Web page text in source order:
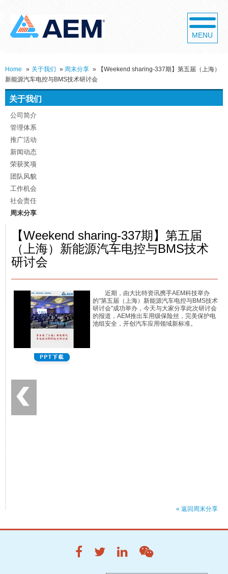
MENU
Home » 关于我们 » 周末分享 »
【Weekend sharing-337期】第五届（上海）
新能源汽车电控与BMS技术研讨会
关于我们
公司简介
管理体系
推广活动
新闻动态
荣获奖项
团队风貌
工作机会
社会责任
周末分享
【Weekend sharing-337期】第五届
（上海）新能源汽车电控与BMS技术
研讨会
近期，由大比特资讯携手AEM科技举办
的"第五届（上海）新能源汽车电控与BMS技术
研讨会"成功举办，今天与大家分享此次研讨会
的报道，AEM推出车用级保险丝，完美保护电
池组安全，开创汽车应用领域新标准。
« 返回周末分享